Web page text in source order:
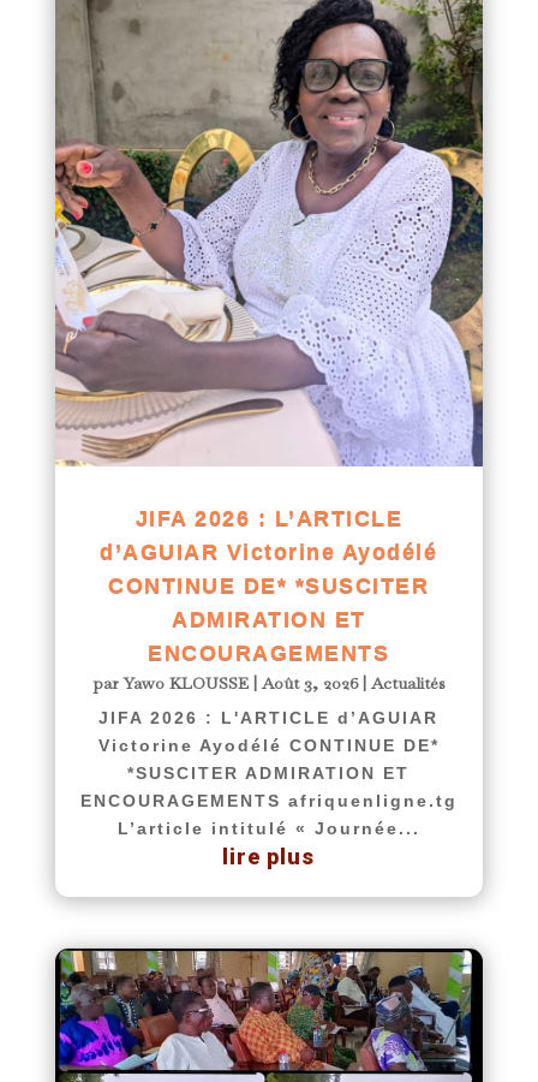
JIFA 2026 : L’ARTICLE
d’AGUIAR Victorine Ayodélé
CONTINUE DE* *SUSCITER
ADMIRATION ET
ENCOURAGEMENTS
parYawo KLOUSSE|Août 3, 2026|Actualités
JIFA 2026 : L'ARTICLE d’AGUIAR
Victorine Ayodélé CONTINUE DE*
*SUSCITER ADMIRATION ET
ENCOURAGEMENTS afriquenligne.tg
L’article intitulé « Journée...
lire plus